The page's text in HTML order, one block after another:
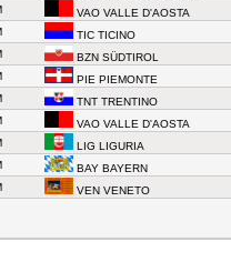
VAO VALLE D'AOSTA
TIC TICINO
BZN SÜDTIROL
PIE PIEMONTE
TNT TRENTINO
VAO VALLE D'AOSTA
LIG LIGURIA
BAY BAYERN
VEN VENETO